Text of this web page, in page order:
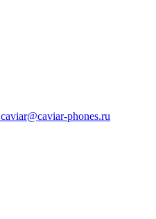
caviar@caviar-phones.ru